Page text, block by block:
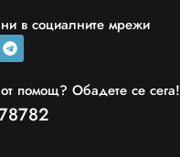
в социалните мрежи
помощ? Обадете се сега!